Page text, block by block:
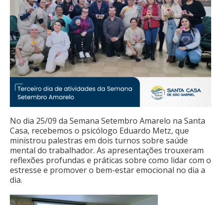
No dia 25/09 da Semana Setembro Amarelo na Santa
Casa, recebemos o psicólogo Eduardo Metz, que
ministrou palestras em dois turnos sobre saúde
mental do trabalhador. As apresentações trouxeram
reflexões profundas e práticas sobre como lidar com o
estresse e promover o bem-estar emocional no dia a
dia.